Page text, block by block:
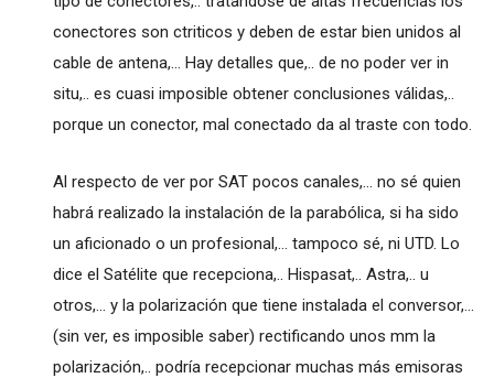
conectores son ctriticos y deben de estar bien unidos al
cable de antena,... Hay detalles que,.. de no poder ver in
situ,.. es cuasi imposible obtener conclusiones válidas,..
porque un conector, mal conectado da al traste con todo.
Al respecto de ver por SAT pocos canales,... no sé quien
habrá realizado la instalación de la parabólica, si ha sido
un aficionado o un profesional,... tampoco sé, ni UTD. Lo
dice el Satélite que recepciona,.. Hispasat,.. Astra,.. u
otros,... y la polarización que tiene instalada el conversor,...
(sin ver, es imposible saber) rectificando unos mm la
polarización,.. podría recepcionar muchas más emisoras